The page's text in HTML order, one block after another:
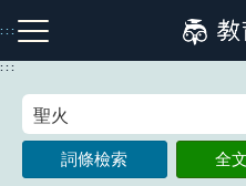
到
主
:::
注音索引圖示 筆畫索
:::
詞條檢索 全